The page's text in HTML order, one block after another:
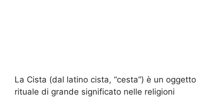
La Cista (dal latino cista, “cesta”) è un oggetto
rituale di grande significato nelle religioni